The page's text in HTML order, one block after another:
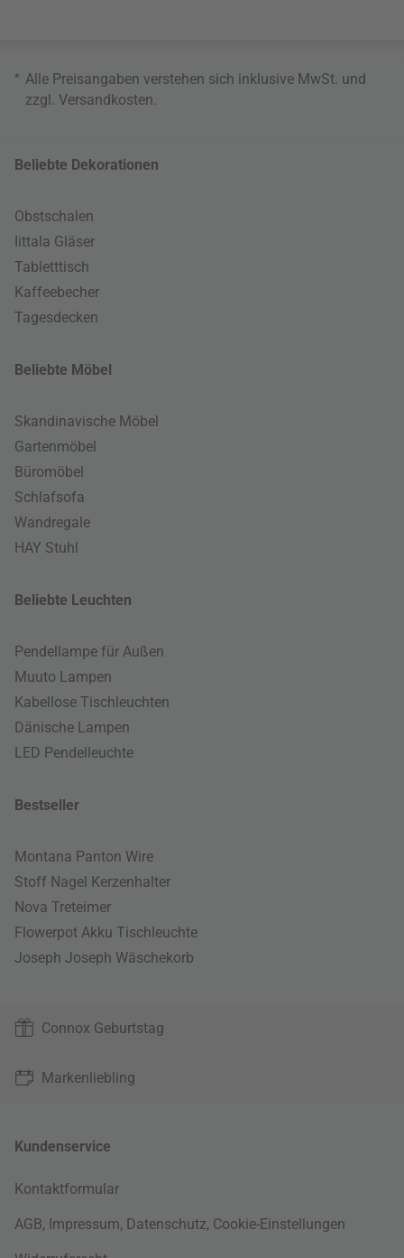
* Alle Preisangaben verstehen sich inklusive MwSt. und
zzgl. Versandkosten
Beliebte Dekorationen
Obstschalen
Iittala Gläser
Tabletttisch
Kaffeebecher
Tagesdecken
Beliebte Möbel
Skandinavische Möbel
Gartenmöbel
Büromöbel
Schlafsofa
Wandregale
HAY Stuhl
Beliebte Leuchten
Pendellampe für Außen
Muuto Lampen
Kabellose Tischleuchten
Dänische Lampen
LED Pendelleuchte
Bestseller
Montana Panton Wire
Stoff Nagel Kerzenhalter
Nova Treteimer
Flowerpot Akku Tischleuchte
Joseph Joseph Wäschekorb
Connox Geburtstag
Markenliebling
Kundenservice
Kontaktformular
AGB, Impressum, Datenschutz, Cookie-Einstellungen